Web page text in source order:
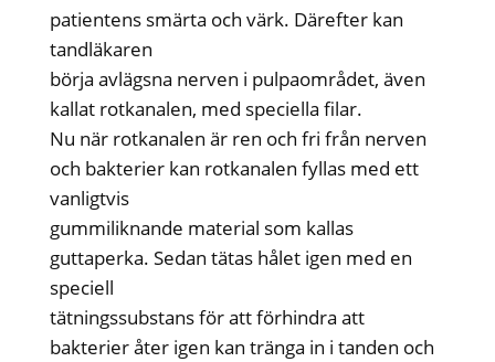
patientens smärta och värk. Därefter kan
tandläkaren
börja avlägsna nerven i pulpaområdet, även
kallat rotkanalen, med speciella filar.
Nu när rotkanalen är ren och fri från nerven
och bakterier kan rotkanalen fyllas med ett
vanligtvis
gummiliknande material som kallas
guttaperka. Sedan tätas hålet igen med en
speciell
tätningssubstans för att förhindra att
bakterier åter igen kan tränga in i tanden och